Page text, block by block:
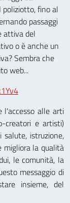
fino al
passaggi
attiva del
o è anche un
Sembra che
web...
l'accesso alle arti
creatori e artisti)
istruzione,
migliora la qualità
le comunità, la
messaggio di
insieme, del